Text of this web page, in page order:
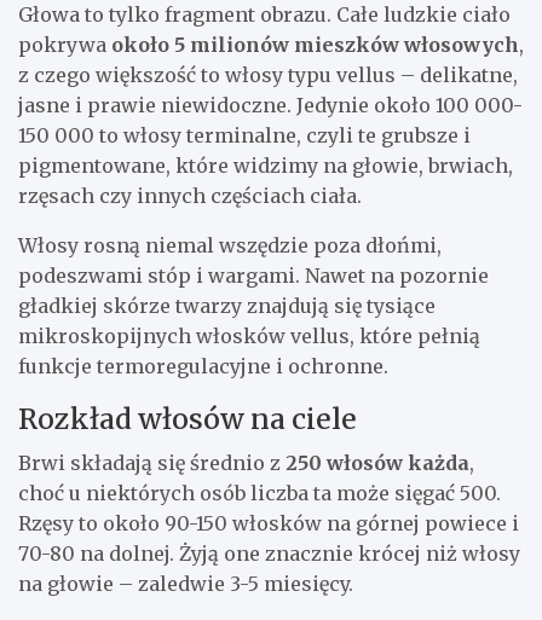
Głowa to tylko fragment obrazu. Całe ludzkie ciało
pokrywa około 5 milionów mieszków włosowych,
z czego większość to włosy typu vellus – delikatne,
jasne i prawie niewidoczne. Jedynie około 100 000-
150 000 to włosy terminalne, czyli te grubsze i
pigmentowane, które widzimy na głowie, brwiach,
rzęsach czy innych częściach ciała.
Włosy rosną niemal wszędzie poza dłońmi,
podeszwami stóp i wargami. Nawet na pozornie
gładkiej skórze twarzy znajdują się tysiące
mikroskopijnych włosków vellus, które pełnią
funkcje termoregulacyjne i ochronne.
Rozkład włosów na ciele
Brwi składają się średnio z 250 włosów każda,
choć u niektórych osób liczba ta może sięgać 500.
Rzęsy to około 90-150 włosków na górnej powiece i
70-80 na dolnej. Żyją one znacznie krócej niż włosy
na głowie – zaledwie 3-5 miesięcy.